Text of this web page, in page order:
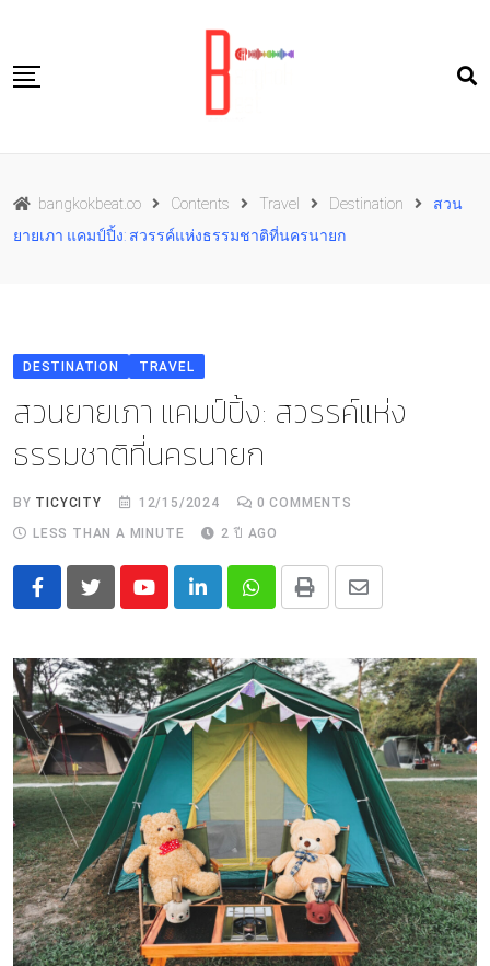
content
Food
TH
bangkokbeat.co Contents Travel Destination
สวน
ยายเภา แคมป์ปิ้ง: สวรรค์แห่งธรรมชาติที่นครนายก
DESTINATION TRAVEL
สวนยายเภา แคมป์ปิ้ง: สวรรค์แห่ง
ธรรมชาติที่นครนายก
BY TICYCITY 12/15/2024 0 COMMENTS
LESS THAN A MINUTE
2 ปี AGO
YoutubeLinkedInWhatsapp
Print
Share
Email